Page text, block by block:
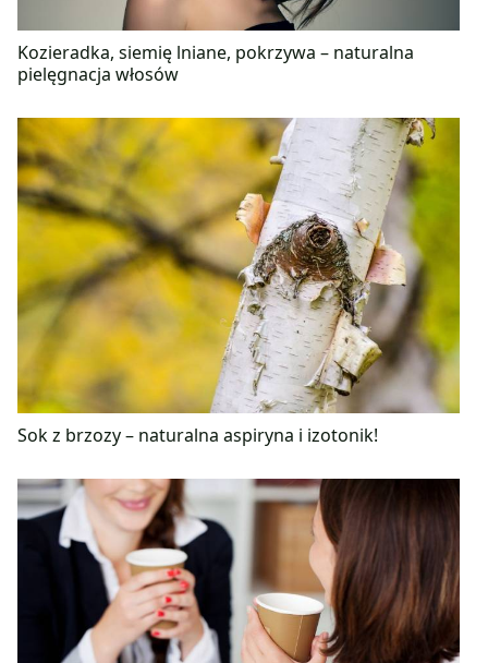
Kozieradka, siemię lniane, pokrzywa – naturalna
pielęgnacja włosów
Sok z brzozy – naturalna aspiryna i izotonik!